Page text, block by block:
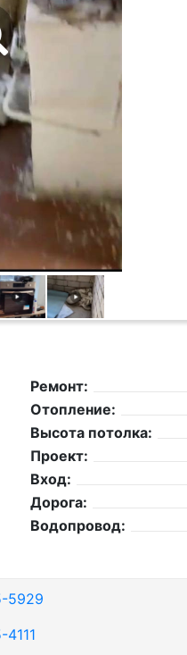
Ремонт:
Отопление:
Высота потолка:
Проект:
Вход:
Дорога:
Водопровод:
5929